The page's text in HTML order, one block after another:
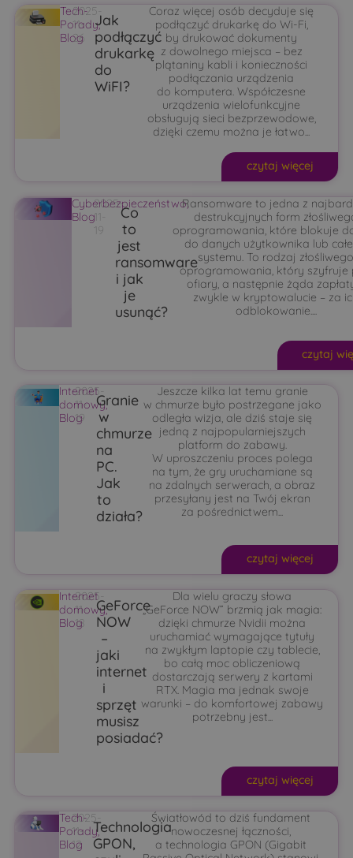
Tech-
Porady,
Blog
2025-
11-
26
Jak
podłączyć
drukarkę
do
WiFI?
Coraz więcej osób decyduje się
podłączyć drukarkę do Wi-Fi,
by drukować dokumenty
z dowolnego miejsca – bez
plątaniny kabli i konieczności
podłączania urządzenia
do komputera. Współczesne
urządzenia wielofunkcyjne
obsługują sieci bezprzewodowe,
dzięki czemu można je łatwo...
czytaj więcej
Cyberbezpieczeństwo,
Blog
2025-
11-
19
Co
to
jest
ransomware
i jak
je
usunąć?
Ransomware to jedna z
destrukcyjnych form
oprogramowania, które blokuje
do danych użytkownika lub
systemu. To rodzaj
oprogramowania, który szyfruje
ofiary, a następnie żąda
zwykle w kryptowalucie – za
odblokowanie....
czytaj
Internet
domowy,
Blog
2025-
11-
19
Granie
w
chmurze
na
PC.
Jak
to
działa?
Jeszcze kilka lat temu granie
w chmurze było postrzegane jako
odległa wizja, ale dziś staje się
jedną z najpopularniejszych
platform do zabawy.
W uproszczeniu proces polega
na tym, że gry uruchamiane są
na zdalnych serwerach, a obraz
przesyłany jest na Twój ekran
za pośrednictwem...
czytaj więcej
Internet
domowy,
Blog
2025-
11-
18
GeForce
NOW
–
jaki
internet
i
sprzęt
musisz
posiadać?
Dla wielu graczy słowa
„GeForce NOW” brzmią jak magia:
dzięki chmurze Nvidii można
uruchamiać wymagające tytuły
na zwykłym laptopie czy tablecie,
bo całą moc obliczeniową
dostarczają serwery z kartami
RTX. Magia ma jednak swoje
warunki – do komfortowej zabawy
potrzebny jest...
czytaj więcej
Tech-
Porady,
Blog
2025-
11-
12
Technologia
GPON,
Światłowód to dziś fundament
nowoczesnej łączności,
a technologia GPON (Gigabit